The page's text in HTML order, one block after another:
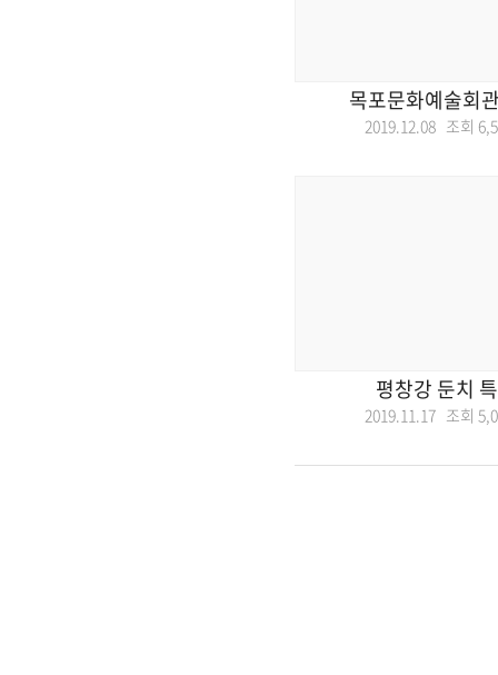
목포문화예술회
2019.12.08 조회
평창강 둔치
2019.11.17 조회